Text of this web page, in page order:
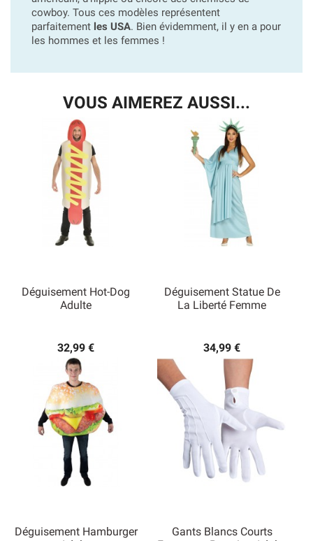
cowboy. Tous ces modèles représentent
parfaitement les USA. Bien évidemment, il y en a pour
les hommes et les femmes !
VOUS AIMEREZ AUSSI...
Déguisement Hot-Dog
Adulte
32,99 €
Déguisement Statue De
La Liberté Femme
34,99 €
Déguisement Hamburger
Gants Blancs Courts